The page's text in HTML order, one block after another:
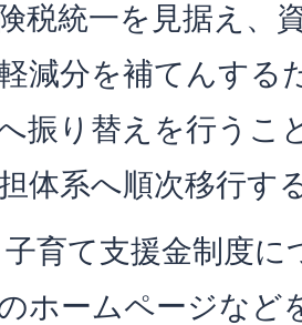
税統一を見据え、
減分を補てんする
振り替えを行うこ
体系へ順次移行す
育て支援金制度に
ホームページなど